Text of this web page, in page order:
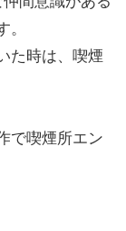
た時は、喫煙
で喫煙所エン